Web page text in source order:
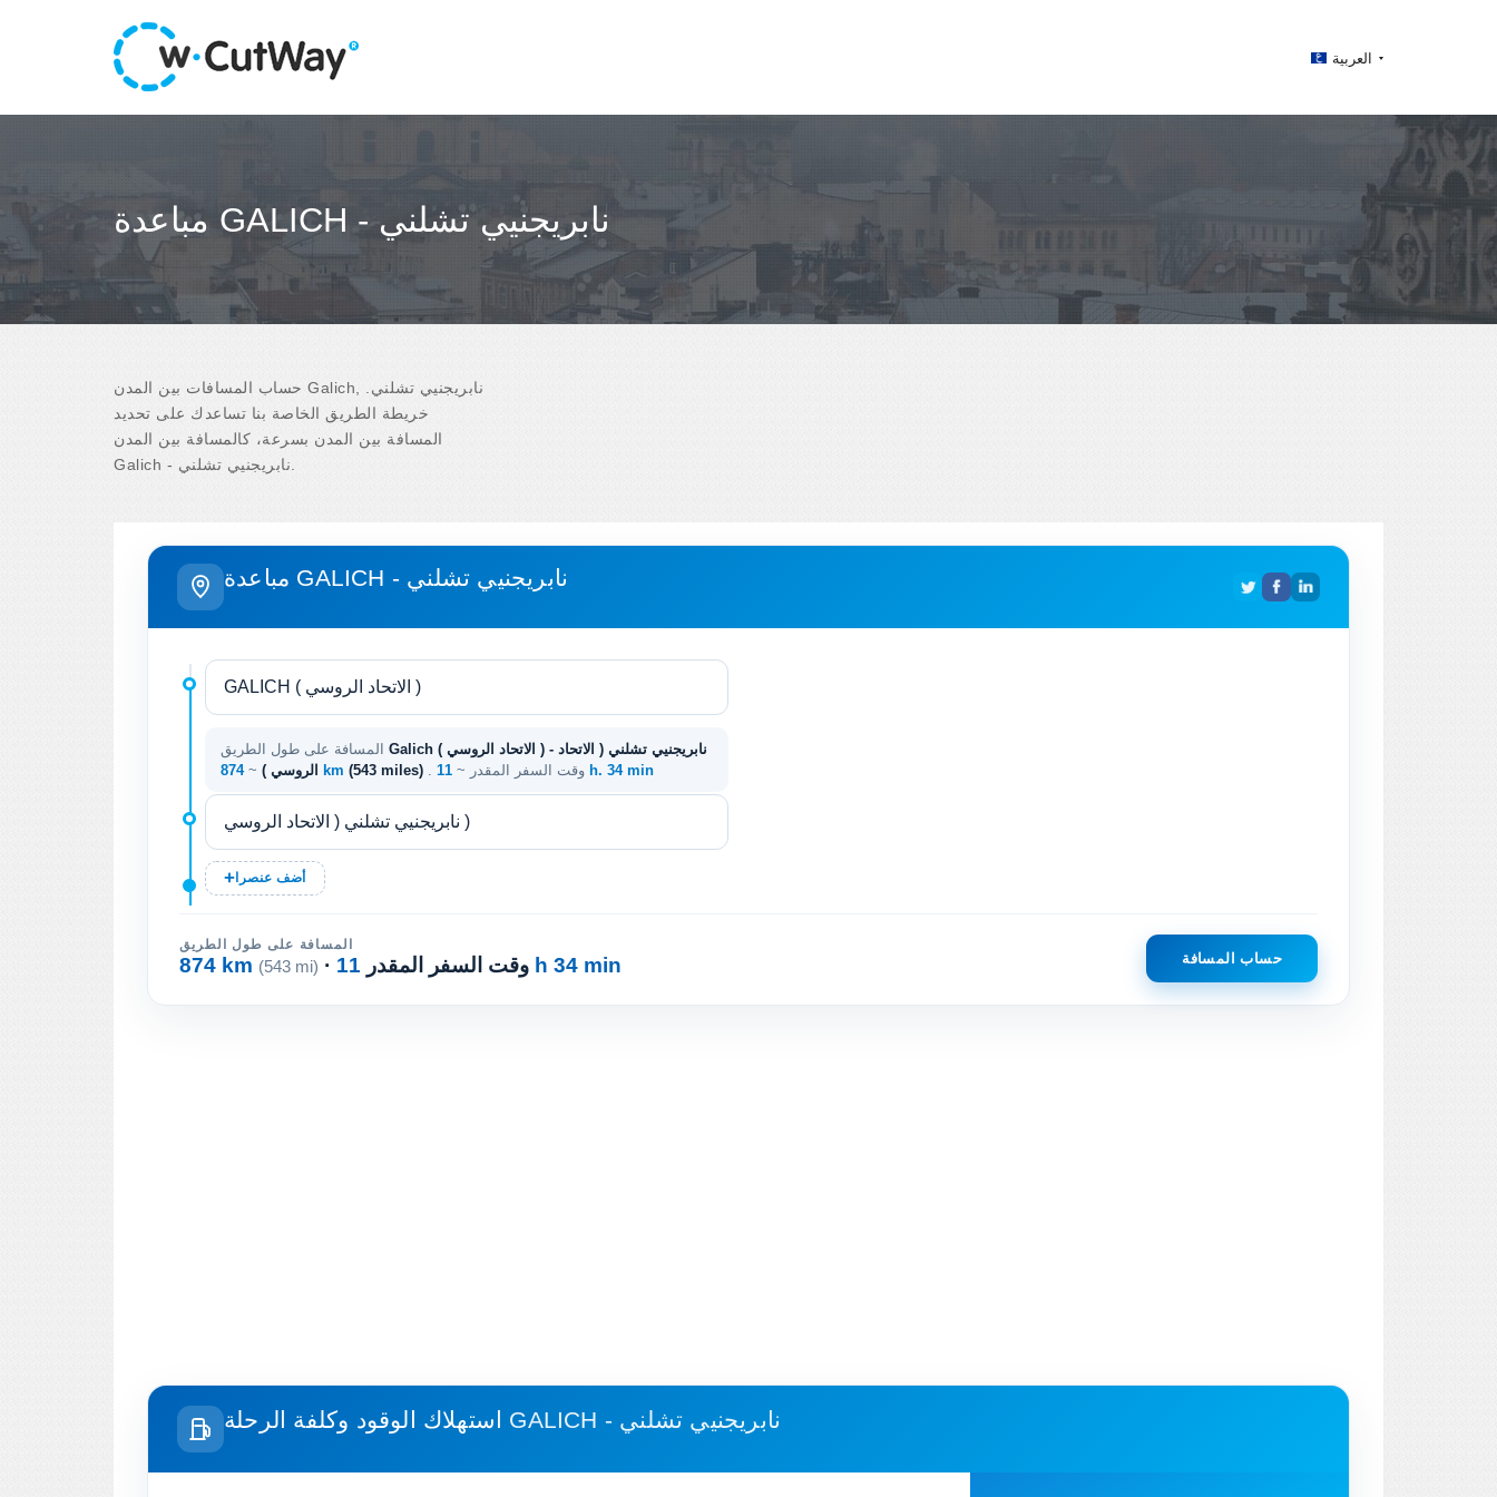
العربية
مباعدة GALICH - نابريجنيي تشلني
حساب المسافات بين المدن Galich, نابريجنيي تشلني.
خريطة الطريق الخاصة بنا تساعدك على تحديد
المسافة بين المدن بسرعة، كالمسافة بين المدن
مباعدة GALICH - نابريجنيي تشلني
Galich ( الاتحاد الروسي ) - نابريجنيي تشلني ( الاتحاد
الروسي ) ~ 874 km (543 miles) . وقت السفر المقدر ~ 11 h. 34 min
أضف عنصرا
المسافة على طول الطريق
874 km (543 mi) · وقت السفر المقدر 11 h 34 min حساب المسافة
GALICH - نابريجنيي تشلني